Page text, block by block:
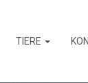
TIERE